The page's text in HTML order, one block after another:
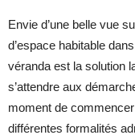
Envie d’une belle vue
d’espace habitable
véranda est la solution
s’attendre aux
moment de
différentes formalités